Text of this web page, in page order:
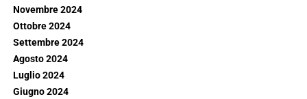
Novembre 2024
Ottobre 2024
Settembre 2024
Agosto 2024
Luglio 2024
Giugno 2024